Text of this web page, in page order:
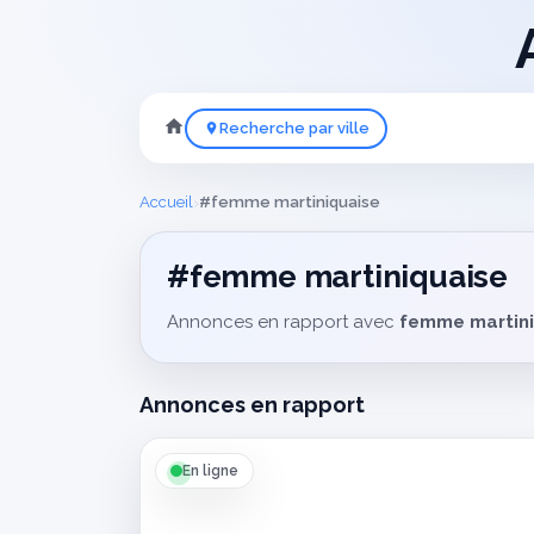
Recherche par ville
Accueil›#femme martiniquaise
#femme martiniquaise
Annonces en rapport avec femme
Annonces en rapport
En ligne